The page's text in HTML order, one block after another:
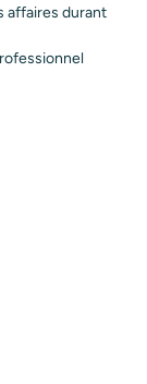
affaires durant